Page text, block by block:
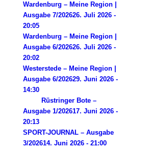
Wardenburg – Meine Region |
Ausgabe 7/202626. Juli 2026 -
20:05
Wardenburg – Meine Region |
Ausgabe 6/202626. Juli 2026 -
20:02
Westerstede – Meine Region |
Ausgabe 6/202629. Juni 2026 -
14:30
Rüstringer Bote –
Ausgabe 1/202617. Juni 2026 -
20:13
SPORT-JOURNAL – Ausgabe
3/202614. Juni 2026 - 21:00